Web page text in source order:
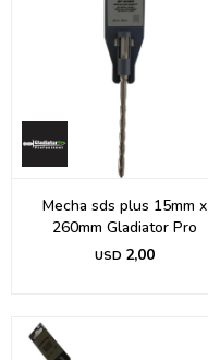
Mecha sds plus 15mm x
260mm Gladiator Pro
USD 2,00